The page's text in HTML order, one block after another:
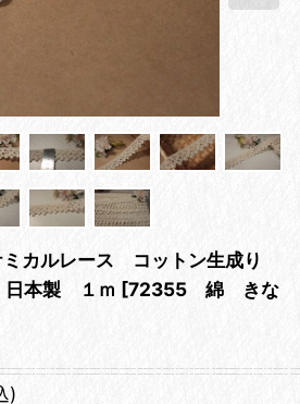
ミカルレース コットン生成り
本製 １ｍ [72355 綿 きな
)